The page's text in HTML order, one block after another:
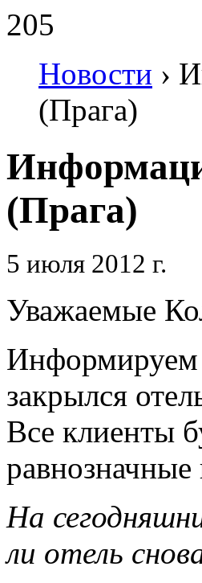
205
Новости ›
(Прага)
(Прага)
5 июля 2012 г.
Уважаемые
Информируем
закрылся
Все клиенты
равнозначные
На
ли отель